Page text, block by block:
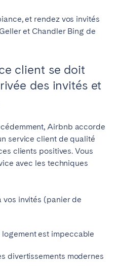
et rendez vos invités
et Chandler Bing de
client se doit
des invités et
Airbnb accorde
service client de qualité
clients positives. Vous
avec les techniques
vos invités (panier de
est impeccable
divertissements modernes